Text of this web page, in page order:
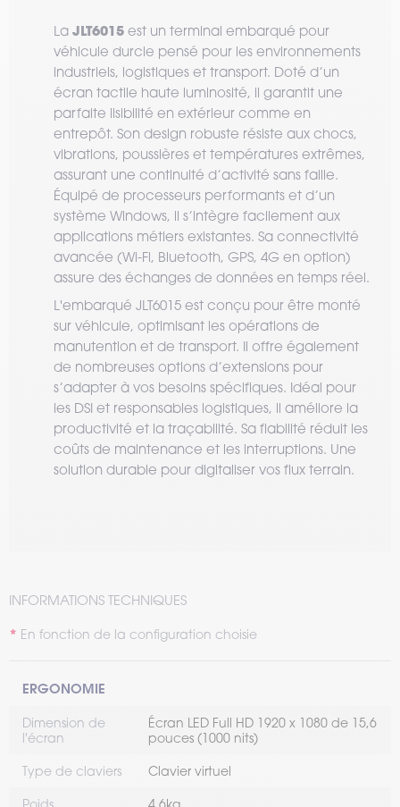
La JLT6015 est un terminal embarqué pour
véhicule durcie pensé pour les environnements
industriels, logistiques et transport. Doté d’un
écran tactile haute luminosité, il garantit une
parfaite lisibilité en extérieur comme en
entrepôt. Son design robuste résiste aux chocs,
vibrations, poussières et températures extrêmes,
assurant une continuité d’activité sans faille.
Équipé de processeurs performants et d’un
système Windows, il s’intègre facilement aux
applications métiers existantes. Sa connectivité
avancée (Wi-Fi, Bluetooth, GPS, 4G en option)
assure des échanges de données en temps réel.
L'embarqué JLT6015 est conçu pour être monté
sur véhicule, optimisant les opérations de
manutention et de transport. Il offre également
de nombreuses options d’extensions pour
s’adapter à vos besoins spécifiques. Idéal pour
les DSI et responsables logistiques, il améliore la
productivité et la traçabilité. Sa fiabilité réduit les
coûts de maintenance et les interruptions. Une
solution durable pour digitaliser vos flux terrain.
INFORMATIONS TECHNIQUES
En fonction de la configuration choisie
ERGONOMIE
Dimension de
l'écran
Écran LED Full HD 1920 x 1080 de 15,6
pouces (1000 nits)
Type de claviers Clavier virtuel